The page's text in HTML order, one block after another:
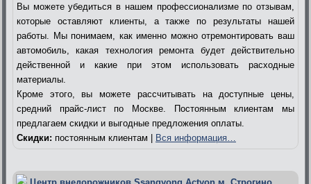
Вы можете убедиться в нашем профессионализме по отзывам,
которые оставляют клиенты, а также по результаты нашей
работы. Мы понимаем, как именно можно отремонтировать ваш
автомобиль, какая технология ремонта будет действительно
действенной и какие при этом использовать расходные
материалы.
Кроме этого, вы можете рассчитывать на доступные цены,
средний прайс-лист по Москве. Постоянным клиентам мы
предлагаем скидки и выгодные предложения оплаты.
Скидки: постоянным клиентам | Вся информация…